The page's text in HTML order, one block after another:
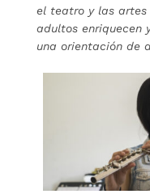
el teatro y las artes
adultos enriquecen
una orientación de